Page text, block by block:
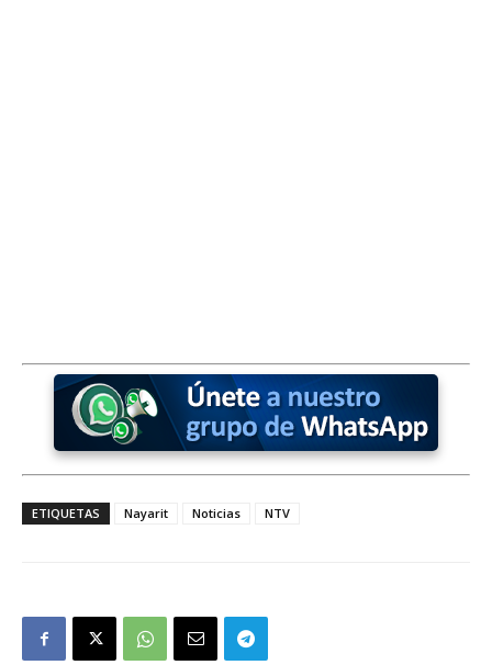
ETIQUETAS Nayarit Noticias NTV